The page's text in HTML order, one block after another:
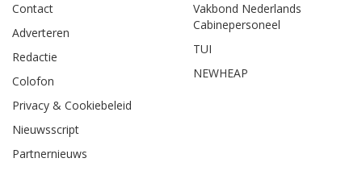
Contact
Adverteren
Redactie
Colofon
Privacy & Cookiebeleid
Nieuwsscript
Partnernieuws
Vakbond Nederlands
Cabinepersoneel
TUI
NEWHEAP